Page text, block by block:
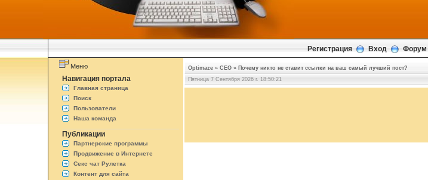
Регистрация Вход Форум
Меню
Навигация портала
Главная страница
Поиск
Пользователи
Наша команда
Публикации
Партнерские программы
Продвижение в Интернете
Секс чат Рулетка
Контент для сайта
Optimaze » СЕО » Почему никто не ставит ссылки на ваш самый лучший пост?
Пятница 7 Сентября 2026 г. 18:50:22